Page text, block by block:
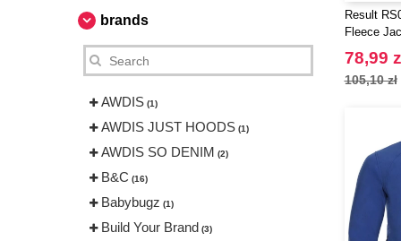
brands
AWDIS (1)
AWDIS JUST HOODS (1)
AWDIS SO DENIM (2)
B&C (16)
Babybugz (1)
Build Your Brand (3)
Result
Fleece
78,99
105,10 zł